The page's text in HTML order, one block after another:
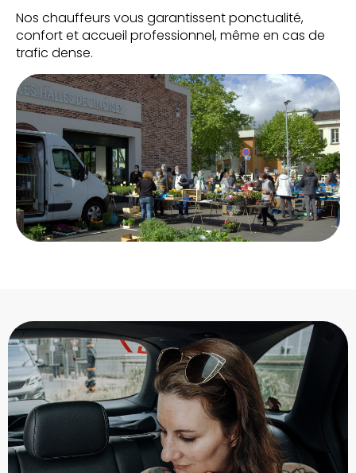
Nos chauffeurs vous garantissent ponctualité,
confort et accueil professionnel, même en cas de
trafic dense.